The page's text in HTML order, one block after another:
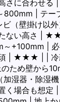
高さに合わせ
800mm | テー
（壁掛け以外
ない高さ |
+100mm |
| ★★★ | | 冷
ため壁から
器・除湿機
く場合も想